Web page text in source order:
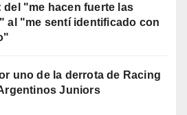
del "me hacen fuerte las
al "me sentí identificado con
uno de la derrota de Racing
Juniors